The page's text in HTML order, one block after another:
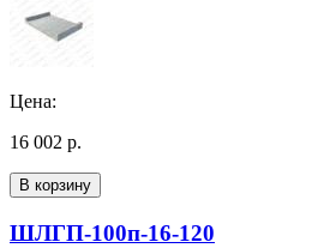
Цена:
16 002 р.
В корзину
ШЛГП-100п-16-120